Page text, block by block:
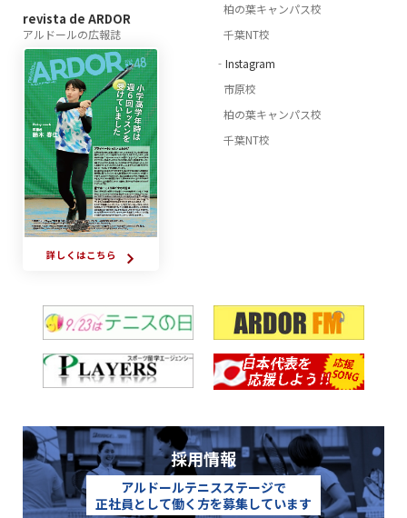
revista de ARDOR
アルドールの広報誌
詳しくはこちら
柏の葉キャンパス校
千葉NT校
‐Instagram
市原校
柏の葉キャンパス校
千葉NT校
採用情報
アルドールテニスステージで
正社員として働く方を募集しています